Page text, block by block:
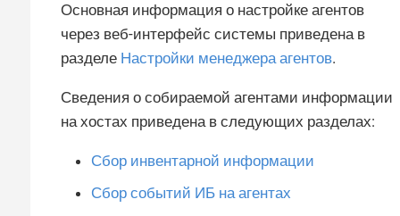
Основная информация о настройке агентов
через веб-интерфейс системы приведена в
разделе Настройки менеджера агентов.
Сведения о собираемой агентами информации
на хостах приведена в следующих разделах:
Сбор инвентарной информации
Сбор событий ИБ на агентах